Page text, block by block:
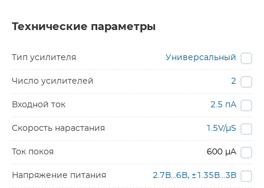
Технические параметры
Тип усилителя Универсальный
Число усилителей 2
Входной ток 2.5 пА
Скорость нарастания 1.5V/µS
Ток покоя 600 µA
Напряжение питания 2.7В…6В, ±1.35В…3В